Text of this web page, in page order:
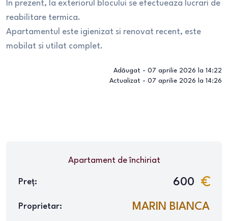
In prezent, la exteriorul blocului se efectueaza lucrari de
reabilitare termica.
Apartamentul este igienizat si renovat recent, este
mobilat si utilat complet.
Adăugat - 07 aprilie 2026 la 14:22
Actualizat - 07 aprilie 2026 la 14:26
Apartamentde închiriat
Preț: 600
Proprietar: MARIN BIANCA